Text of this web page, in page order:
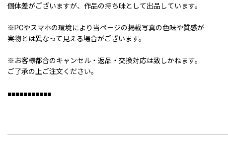
個体差がございますが、作品の持ち味として出品しています。
※PCやスマホの環境により当ページの掲載写真の色味や質感が
実物とは異なって見える場合がございます。
※お客様都合のキャンセル・返品・交換対応は致しかねます。
ご了承の上ご注文ください。
■■■■■■■■■■■